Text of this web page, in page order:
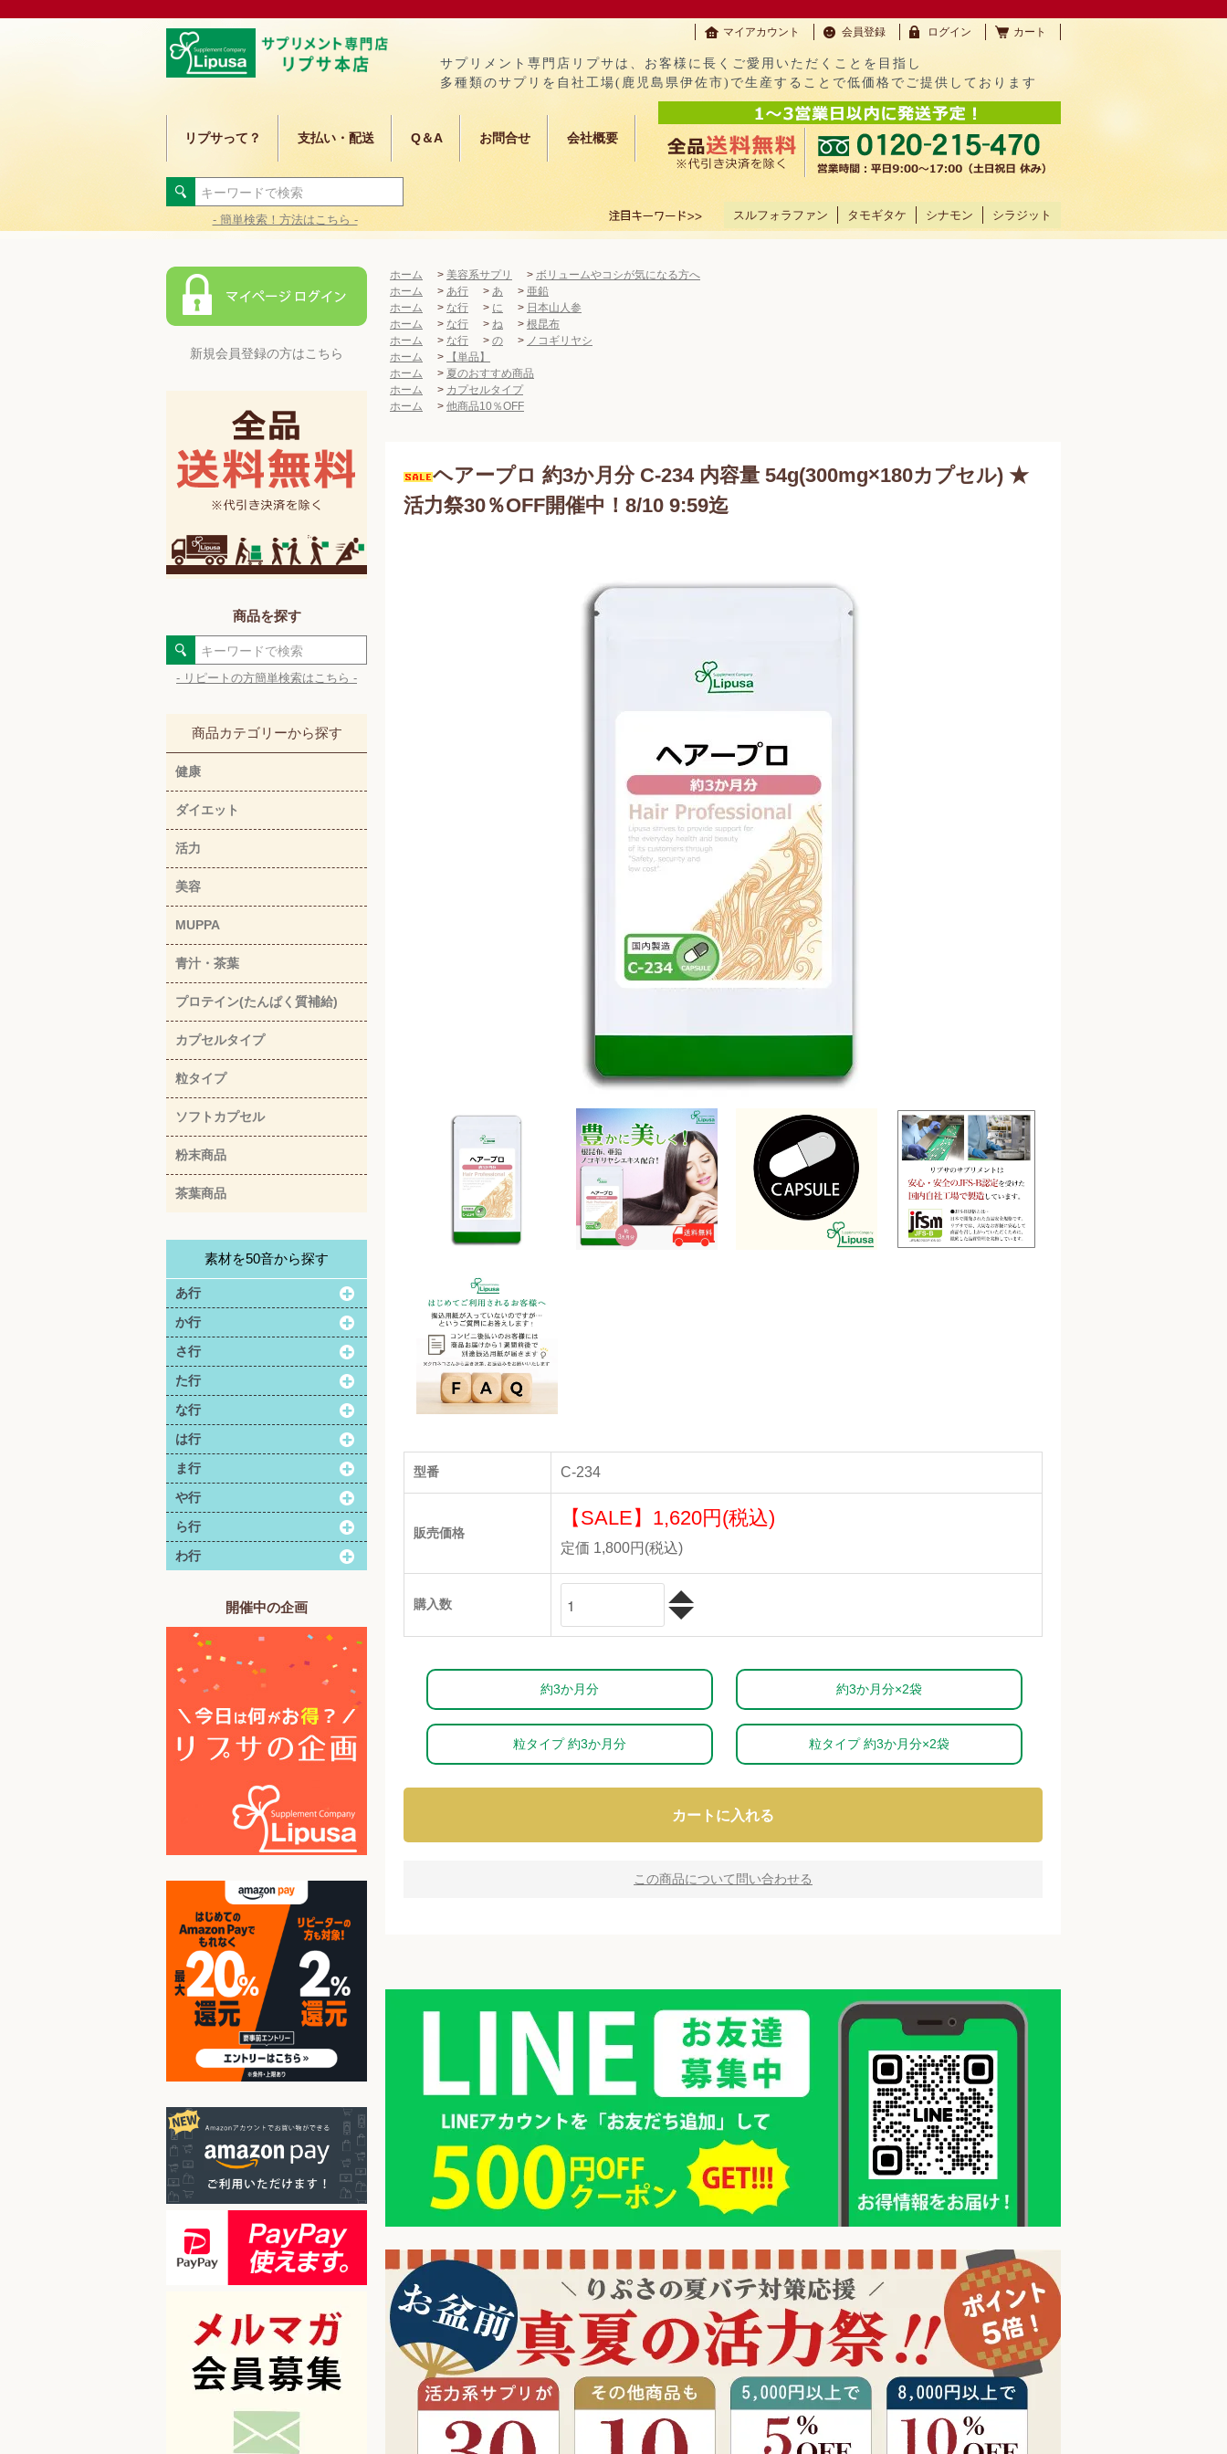
マイアカウント 会員登録 ログイン カート
サプリメント専門店リプサは、お客様に長くご愛用いただくことを目指し
多種類のサプリを自社工場(鹿児島県伊佐市)で生産することで低価格でご提供しております
リプサって？ 支払い・配送 Q＆A お問合せ 会社概要
- 簡単検索！方法はこちら - スルフォラファン タモギタケ シナモン シラジット
新規会員登録の方はこちら
商品を探す
- リピートの方簡単検索はこちら -
商品カテゴリーから探す
健康
ダイエット
活力
美容
MUPPA
青汁・茶葉
プロテイン(たんぱく質補給)
カプセルタイプ
粒タイプ
ソフトカプセル
粉末商品
茶葉商品
素材を50音から探す
あ行
か行
さ行
た行
な行
は行
ま行
や行
ら行
わ行
開催中の企画
ホーム > 美容系サプリ > ボリュームやコシが気になる方へ
ホーム
> あ行 > あ > 亜鉛
ホーム
> な行 > に > 日本山人参
ホーム
> な行 > ね > 根昆布
ホーム
> な行 > の > ノコギリヤシ
ホーム
>
【単品】
ホーム
> 夏のおすすめ商品
ホーム
> カプセルタイプ
ホーム
> 他商品10％OFF
ヘアープロ 約3か月分 C-234 内容量 54g(300mg×180カプセル) ★
活力祭30％OFF開催中！8/10 9:59迄
型番 C-234
販売価格
【SALE】 1,620円(税込)
定価 1,800円(税込)
購入数
約3か月分 約3か月分×2袋
粒タイプ 約3か月分 粒タイプ 約3か月分×2袋
カートに入れる
この商品について問い合わせる